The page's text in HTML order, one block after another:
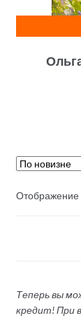
Отображение
Теперь вы
кредит! При